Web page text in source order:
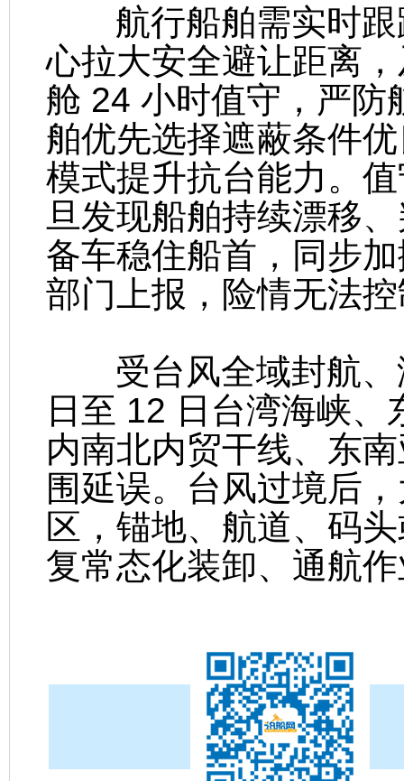
航行船舶需实时跟
心拉大安全避让距离
舱 24 小时值守，严防
舶优先选择遮蔽条件
模式提升抗台能力。
旦发现船舶持续漂移
备车稳住船首，同步
部门上报，险情无法
受台风全域封航、
日至 12 日台湾海峡
内南北内贸干线、东
围延误。台风过境后
区，锚地、航道、码
复常态化装卸、通航